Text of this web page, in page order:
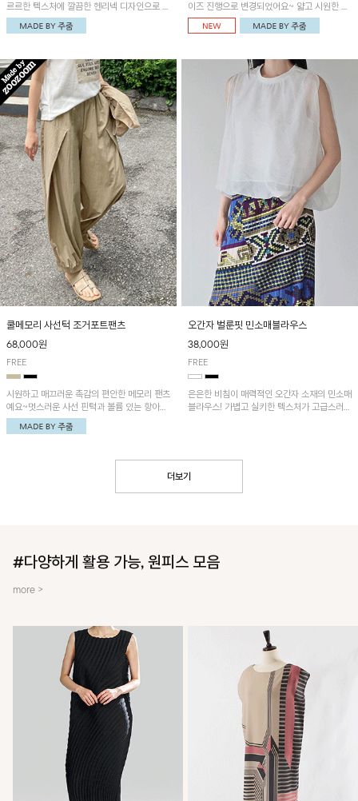
르르한 텍스처에 깔끔한 헨리넥 디자인으로 제
작된 블라우스예요~볼륨감있는 소매 셔링과
세련된 나염패턴으로 유니크한 매력 UP!
이즈 진행으로 변경되었어요~ 얇고 시원한 원
단으로 제작된 와이드팬츠! 베이직한 디자인으
로 코디 활용도가 높은 아이템이에요~
쿨메모리 사선턱 조거포트팬츠
68,000원
FREE
시원하고 매끄러운 촉감의 편안한 메모리 팬츠
예요~멋스러운 사선 핀턱과 볼륨 있는 항아리
핏이 유니크한 아이템!
오간자 벌룬핏 민소매블라우스
38,000원
FREE
은은한 비침이 매력적인 오간자 소재의 민소매
블라우스! 가볍고 실키한 텍스처가 고급스러운
더보기
#다양하게 활용 가능, 원피스 모음
more >